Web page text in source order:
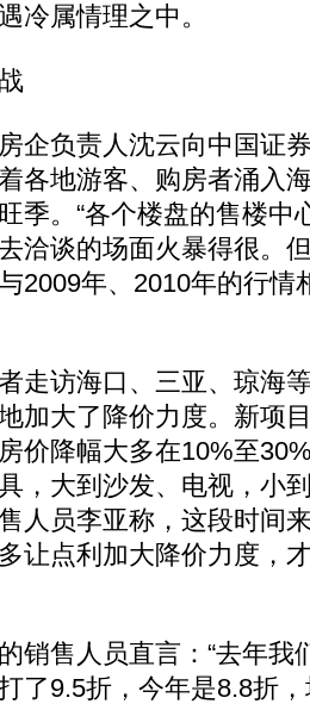
冷属情理之中。
负责人沈云向中国证
各地游客、购房者涌入
季。“各个楼盘的售楼中
洽谈的场面火暴得很。
2009年、2010年的行情
访海口、三亚、琼海
加大了降价力度。新项
价降幅大多在10%至
，大到沙发、电视，小
人员李亚称，这段时间
让点利加大降价力度，
售人员直言：“去年我
了9.5折，今年是8.8折